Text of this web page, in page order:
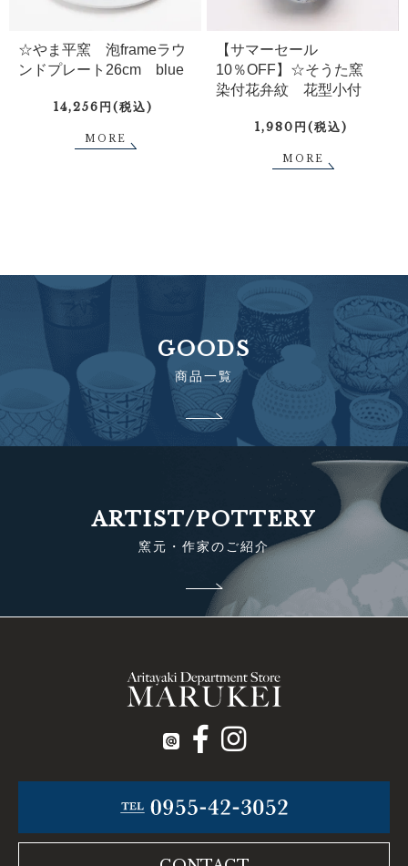
☆やま平窯 泡frameラウ
ンドプレート26cm blue
14,256円(税込)
MORE
【サマーセール
10％OFF】☆そうた窯
染付花弁紋 花型小付
1,980円(税込)
MORE
GOODS
商品一覧
ARTIST/POTTERY
窯元・作家のご紹介